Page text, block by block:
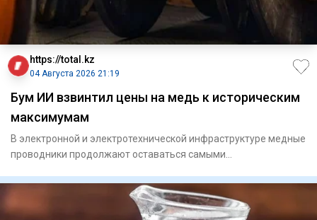
https://total.kz
04 Августа 2026 21:19
Бум ИИ взвинтил цены на медь к историческим
максимумам
В электронной и электротехнической инфраструктуре медные
проводники продолжают оставаться самыми